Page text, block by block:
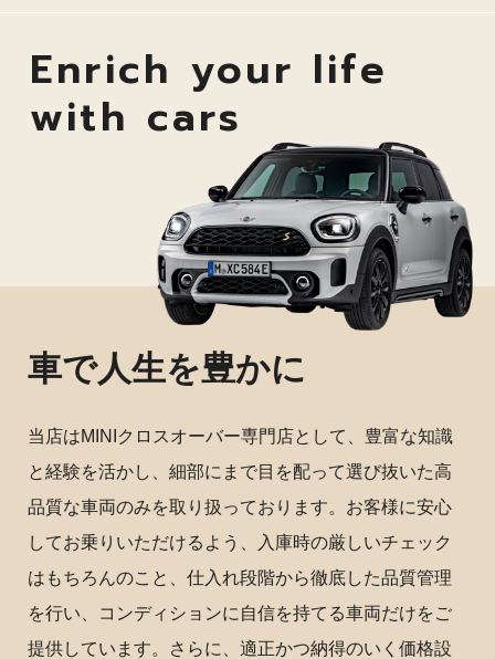
Enrich your life
with cars
車で人生を豊かに
当店はMINIクロスオーバー専門店として、豊富な知識
と経験を活かし、細部にまで目を配って選び抜いた高
品質な車両のみを取り扱っております。お客様に安心
してお乗りいただけるよう、入庫時の厳しいチェック
はもちろんのこと、仕入れ段階から徹底した品質管理
を行い、コンディションに自信を持てる車両だけをご
提供しています。さらに、適正かつ納得のいく価格設